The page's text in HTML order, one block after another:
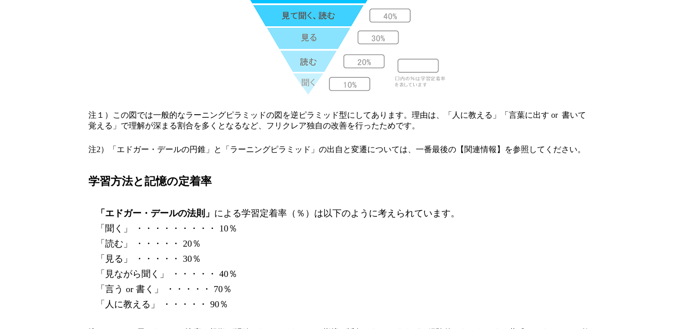
注１）この図では一般的なラーニングピラミッドの図を逆ピラミッド型にしてあります。理由は、「人に教える」「言葉に出す or 書いて
覚える」で理解が深まる割合を多くとなるなど、フリクレア独自の改善を行ったためです。
注2）「エドガー・デールの円錐」と「ラーニングピラミッド」の出自と変遷については、一番最後の【関連情報】を参照してください。
学習方法と記憶の定着率
「エドガー・デールの法則」 による学習定着率（％）は以下のように考えられています。
「聞く」 ・・・・・・・・・ 10％
「読む」 ・・・・・ 20％
「見る」 ・・・・・ 30％
「見ながら聞く」 ・・・・・ 40％
「言う or 書く」 ・・・・・ 70％
「人に教える」 ・・・・・ 90％